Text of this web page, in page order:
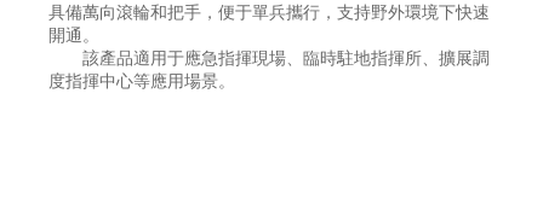
具備萬向滾輪和把手，便于單兵攜行，支持野外環境下快速
開通。
該產品適用于應急指揮現場、臨時駐地指揮所、擴展調
度指揮中心等應用場景。